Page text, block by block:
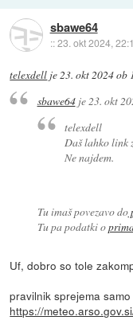
sbawe64
::23. okt 2024,
telexdell je23. okt 2024 ob
sbawe64je23. okt
telexdell
Daš lahko link
Ne najdem.
Tu imaš povezavo do
Tu pa podatki o
Uf, dobro so tole
pravilnik sprejema
https://